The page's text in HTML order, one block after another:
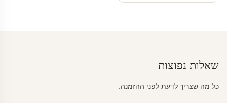
שאלות נפוצות
כל מה שצריך לדעת לפני ההזמנה.